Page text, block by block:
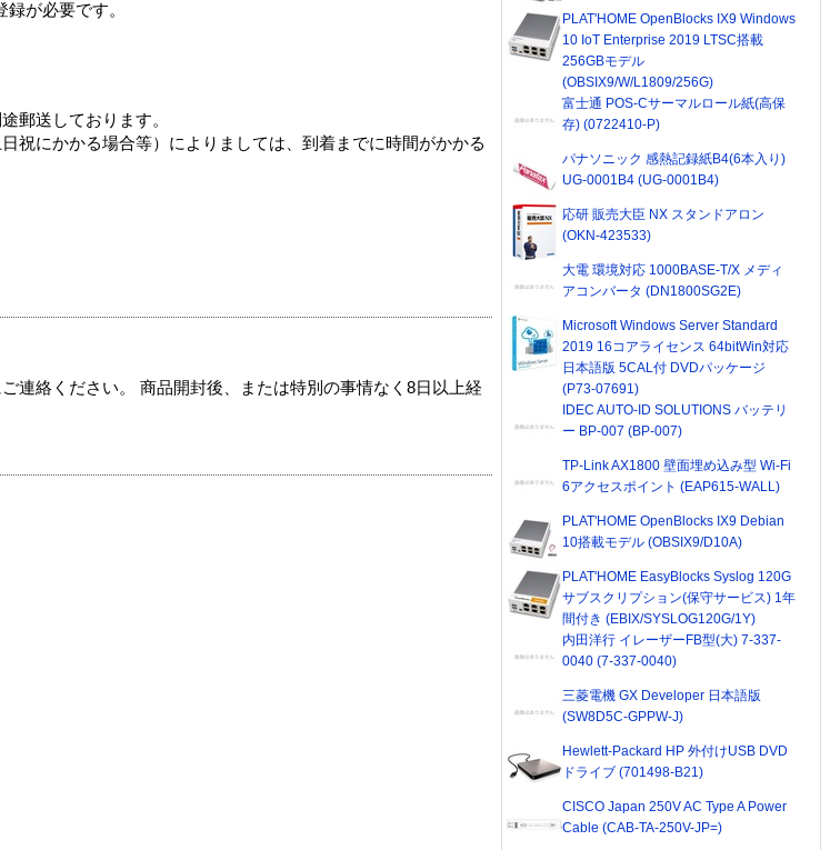
が必要です。
郵送しております。
祝にかかる場合等）によりましては、到着までに時間がかかる
連絡ください。 商品開封後、または特別の事情なく8日以上経
PLAT'HOME OpenBlocks IX9 Windows
10 IoT Enterprise 2019 LTSC搭載
256GBモデル
(OBSIX9/W/L1809/256G)
富士通 POS-Cサーマルロール紙(高保
存) (0722410-P)
パナソニック 感熱記録紙B4(6本入り)
UG-0001B4 (UG-0001B4)
応研 販売大臣 NX スタンドアロン
(OKN-423533)
大電 環境対応 1000BASE-T/X メディ
アコンバータ (DN1800SG2E)
Microsoft Windows Server Standard
2019 16コアライセンス 64bitWin対応
日本語版 5CAL付 DVDパッケージ
(P73-07691)
IDEC AUTO-ID SOLUTIONS バッテリ
ー BP-007 (BP-007)
TP-Link AX1800 壁面埋め込み型 Wi-Fi
6アクセスポイント (EAP615-WALL)
PLAT'HOME OpenBlocks IX9 Debian
10搭載モデル (OBSIX9/D10A)
PLAT'HOME EasyBlocks Syslog 120G
サブスクリプション(保守サービス) 1年
間付き (EBIX/SYSLOG120G/1Y)
内田洋行 イレーザーFB型(大) 7-337-
0040 (7-337-0040)
三菱電機 GX Developer 日本語版
(SW8D5C-GPPW-J)
Hewlett-Packard HP 外付けUSB DVD
ドライブ (701498-B21)
CISCO Japan 250V AC Type A Power
Cable (CAB-TA-250V-JP=)